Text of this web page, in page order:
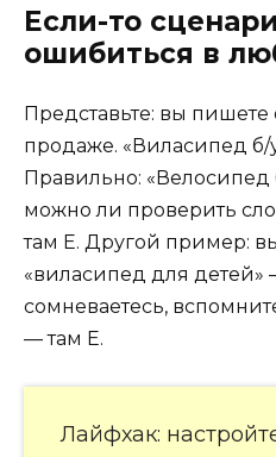
Если-то
ошибиться в
Представьте: вы пишете
продаже. «Виласипед
Правильно: «Велосипед
можно ли проверить
там Е. Другой пример:
«виласипед для детей»
сомневаетесь,
— там Е.
Лайфхак: